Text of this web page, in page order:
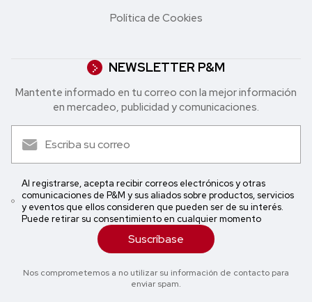
Política de Cookies
NEWSLETTER P&M
Mantente informado en tu correo con la mejor in formación
en mercadeo, publicidad y comunicaciones.
Al registrarse, acepta recibir correos electrónicos y otras
comunicaciones de P&M y sus aliados sobre productos, servicios
y eventos que ellos consideren que pueden ser de su interés.
Puede retirar su consentimiento en cualquier momento
Suscríbase
Nos comprometemos a no utilizar su información de contacto para
enviar spam.